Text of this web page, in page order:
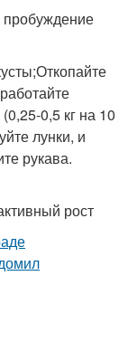
0,5 кг на 10
лунки, и
рукава.
рост